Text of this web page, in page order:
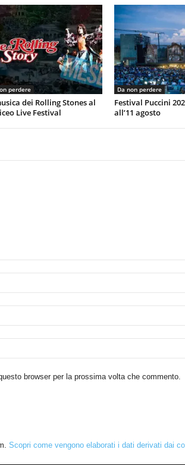
perdere
dei Rolling Stones al
Live Festival
Da non perdere
Festival Puccini
all’11 agosto
browser per la prossima volta che commento.
Scopri come vengono elaborati i dati derivati dai